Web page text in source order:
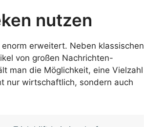
nutzen
erweitert. Neben klassischen
von großen Nachrichten-
man die Möglichkeit, eine Vielzahl
nur wirtschaftlich, sondern auch